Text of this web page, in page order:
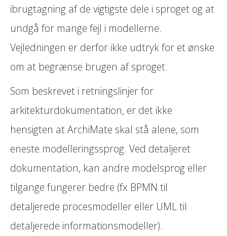
ibrugtagning af de vigtigste dele i sproget og at
undgå for mange fejl i modellerne.
Vejledningen er derfor ikke udtryk for et ønske
om at begrænse brugen af sproget.
Som beskrevet i retningslinjer for
arkitekturdokumentation, er det ikke
hensigten at ArchiMate skal stå alene, som
eneste modelleringssprog. Ved detaljeret
dokumentation, kan andre modelsprog eller
tilgange fungerer bedre (fx BPMN til
detaljerede procesmodeller eller UML til
detaljerede informationsmodeller).